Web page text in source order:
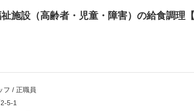
施設（高齢者・児童・障害）の給食調理
フ / 正職員
5-1